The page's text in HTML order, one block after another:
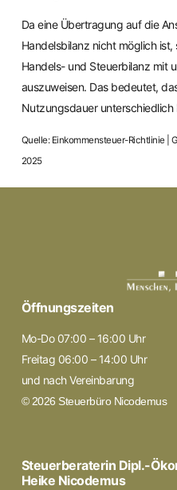
Da eine Übertragung auf die
Handelsbilanz nicht möglich
Handels- und Steuerbilanz mit
auszuweisen. Das bedeutet,
Nutzungsdauer unterschiedlich
Quelle: Einkommensteuer-Richtlinie |
2025
Öffnungszeiten
Mo-Do 07:00 – 16:00 Uhr
Freitag 06:00 – 14:00 Uhr
und nach Vereinbarung
© 2026 Steuerbüro Nicodemus
Steuerberaterin Dipl.-
Heike Nicodemus